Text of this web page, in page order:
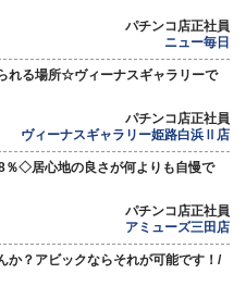
パチンコ店正社員
ニュー毎日
れる場所☆ヴィーナスギャラリーで
パチンコ店正社員
ヴィーナスギャラリー姫路白浜Ⅱ店
◇居心地の良さが何よりも自慢で
パチンコ店正社員
アミューズ三田店
か？アビックならそれが可能です！/